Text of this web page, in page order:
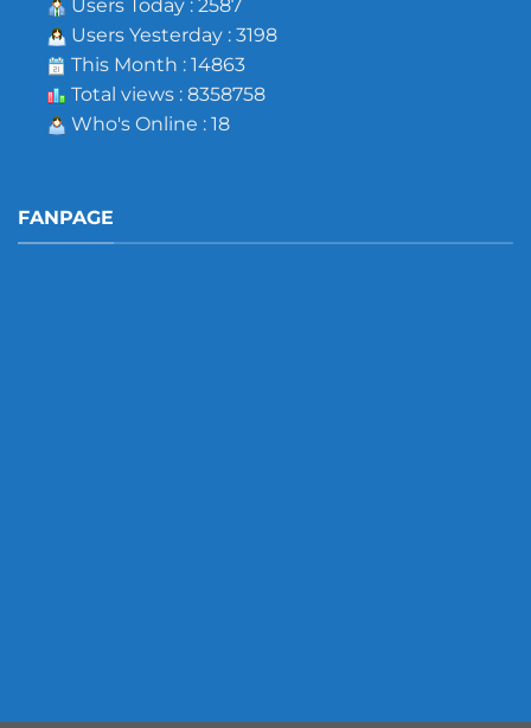
Users Today : 2587
Users Yesterday : 3198
This Month : 14863
Total views : 8358758
Who's Online : 18
FANPAGE